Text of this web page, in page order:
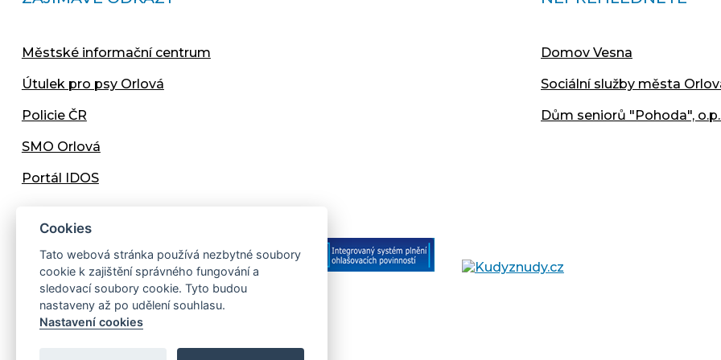
Městské informační centrum
Útulek pro psy Orlová
Policie ČR
SMO Orlová
Portál IDOS
Domov Vesna
Sociální služby města
Dům seniorů "Pohoda",
Copyright © 2013 - 2026 Městský úřad Orlová
Cookies
Tato webová stránka používá nezbytné soubory
cookie k zajištění správného fungování a
sledovací soubory cookie. Tyto budou
nastaveny až po udělení souhlasu.
Nastavení cookies